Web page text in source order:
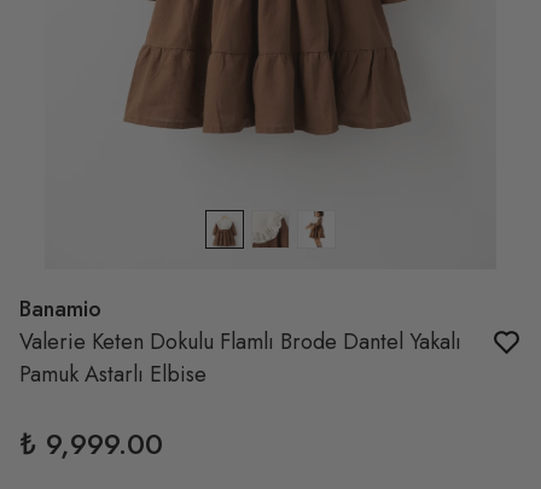
Banamio
Valerie Keten Dokulu Flamlı Brode Dantel Yakalı
Pamuk Astarlı Elbise
₺ 9,999.00